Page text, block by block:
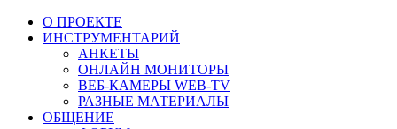
О ПРОЕКТЕ
ИНСТРУМЕНТАРИЙ
АНКЕТЫ
ОНЛАЙН МОНИТОРЫ
ВЕБ-КАМЕРЫ WEB-TV
РАЗНЫЕ МАТЕРИАЛЫ
ОБЩЕНИЕ